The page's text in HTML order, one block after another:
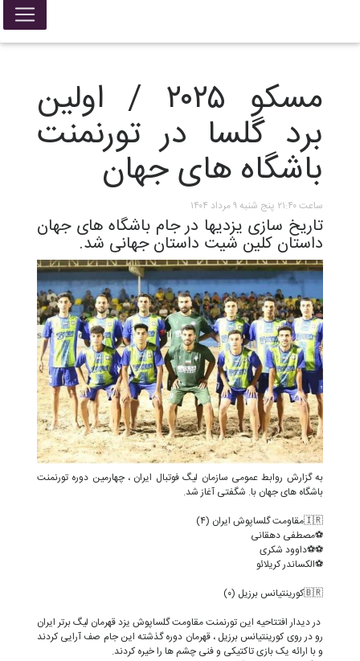
مسکو ۲۰۲۵ / اولین
برد گلسا در تورنمنت
باشگاه های جهان
ساعت ۲۱:۴۰ پنج شنبه ۹ مرداد ۱۴۰۴
تاریخ سازی یزدیها در جام باشگاه های جهان
داستان کلین شیت داستان جهانی شد.
به گزارش روابط عمومی سازمان لیگ فوتبال ایران ، چهارمین دوره تورنمنت
باشگاه های جهان با. شگفتی آغاز شد.
🇮🇷مقاومت گلساپوش ایران (۴)
⚽️مصطفی دهقانی
⚽️⚽️داوود شکری
⚽️الکساندر کریلائو
🇧🇷کورینتیانس برزیل (۰)
در دیدار افتتاحیه این تورنمنت مقاومت گلساپوش یزد قهرمان لیگ برتر ایران
رو در روی کورینتیانس برزیل ، قهرمان دوره گذشته این جام صف آرایی کردند
و با ارائه یک بازی تاکتیکی و فنی چشم ها را خیره کردند.